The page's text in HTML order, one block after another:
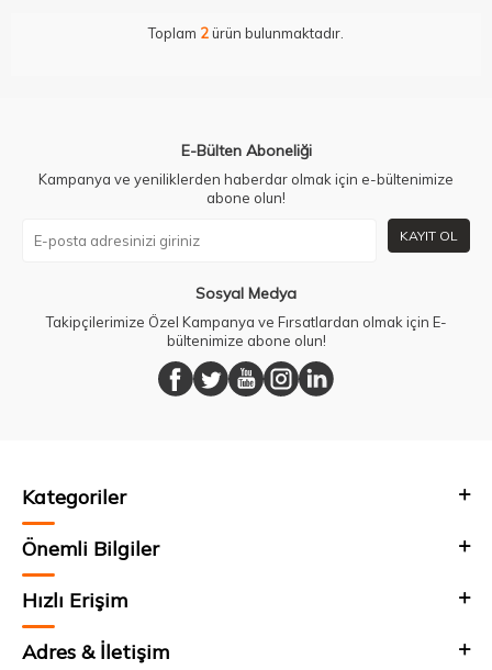
Toplam 2ürün bulunmaktadır.
E-Bülten Aboneliği
Kampanya ve yeniliklerden haberdar olmak için e-bültenimize
abone olun!
KAYIT OL
Sosyal Medya
Takipçilerimize Özel Kampanya ve Fırsatlardan olmak için E-
bültenimize abone olun!
Kategoriler
Önemli Bilgiler
Hızlı Erişim
Adres & İletişim